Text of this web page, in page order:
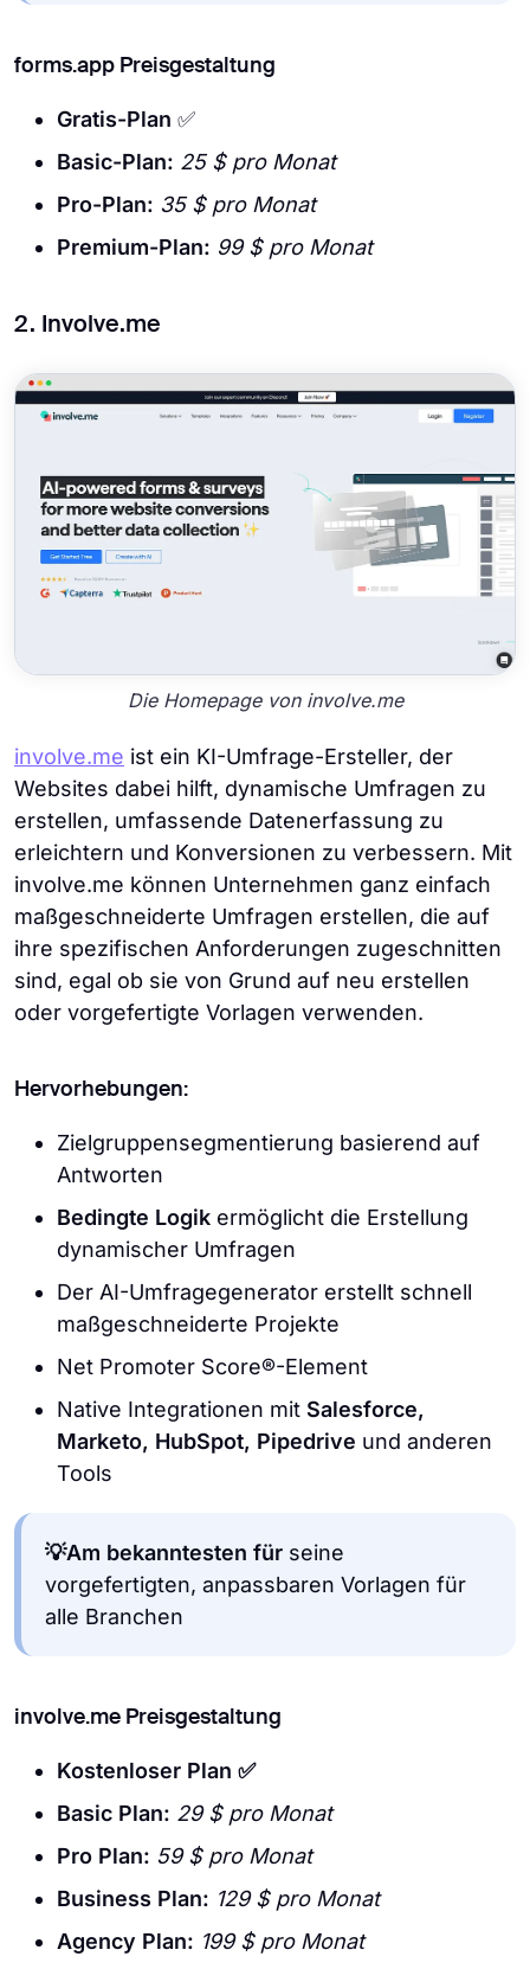
forms.app Preisgestaltung
Gratis-Plan ✅
Basic-Plan: 25 $ pro Monat
Pro-Plan: 35 $ pro Monat
Premium-Plan: 99 $ pro Monat
2. Involve.me
Die Homepage von involve.me
involve.me ist ein KI-Umfrage-Ersteller, der
Websites dabei hilft, dynamische Umfragen zu
erstellen, umfassende Datenerfassung zu
erleichtern und Konversionen zu verbessern. Mit
involve.me können Unternehmen ganz einfach
maßgeschneiderte Umfragen erstellen, die auf
ihre spezifischen Anforderungen zugeschnitten
sind, egal ob sie von Grund auf neu erstellen
oder vorgefertigte Vorlagen verwenden.
Hervorhebungen:
Zielgruppensegmentierung basierend auf
Antworten
Bedingte Logik ermöglicht die Erstellung
dynamischer Umfragen
Der AI-Umfragegenerator erstellt schnell
maßgeschneiderte Projekte
Net Promoter Score®-Element
Native Integrationen mit Salesforce,
Marketo, HubSpot, Pipedrive und anderen
Tools
💡Am bekanntesten für seine
vorgefertigten, anpassbaren Vorlagen für
alle Branchen
involve.me Preisgestaltung
Kostenloser Plan ✅
Basic Plan: 29 $ pro Monat
Pro Plan: 59 $ pro Monat
Business Plan: 129 $ pro Monat
Agency Plan: 199 $ pro Monat